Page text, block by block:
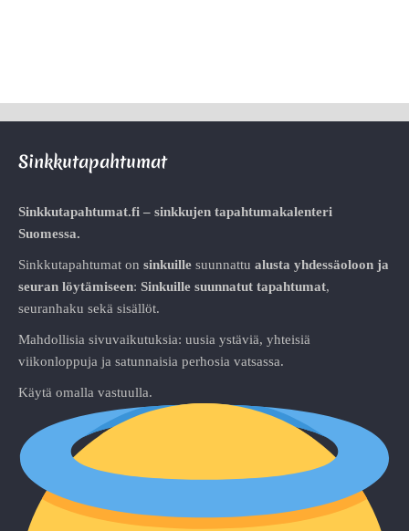
Sinkkutapahtumat
Sinkkutapahtumat.fi – sinkkujen tapahtumakalenteri
Suomessa.
Sinkkutapahtumat on sinkuille suunnattu alusta yhdessäoloon ja
seuran löytämiseen: Sinkuille suunnatut tapahtumat,
seuranhaku sekä sisällöt.
Mahdollisia sivuvaikutuksia: uusia ystäviä, yhteisiä
viikonloppuja ja satunnaisia perhosia vatsassa.
Käytä omalla vastuulla.